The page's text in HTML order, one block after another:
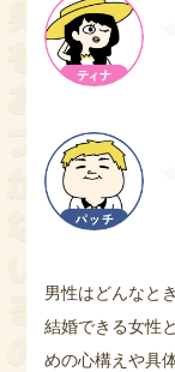
男性はどんなと
結婚できる女性
めの心構えや具